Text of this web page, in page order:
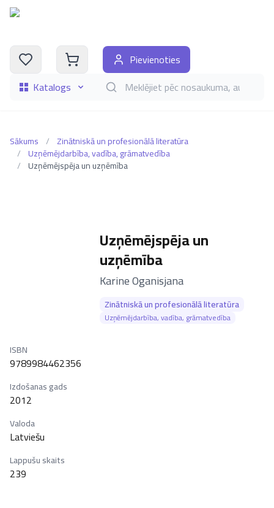
Katalogs Meklēt grāmatas pēc nosaukuma, autora,
Pievienoties
Sākums / Zinātniskā un profesionālā literatūra
/ Uzņēmējdarbība, vadība, grāmatvedība
/ Uzņēmējspēja un uzņēmība
Uzņēmējspēja un
uzņēmība
–
Karine Oganisjana
Zinātniskā un profesionālā literatūra
Uzņēmējdarbība, vadība, grāmatvedība
ISBN
9789984462356
Izdošanas gads
2012
Valoda
Latviešu
Lappušu skaits
239